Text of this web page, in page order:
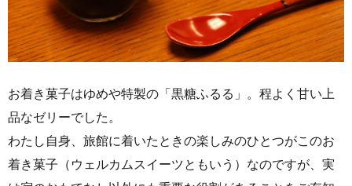
お着き菓子はゆめや特製の「黒糖ふるる」。程よく甘い上
品なゼリーでした。
わたし自身、旅館に着いたときの楽しみのひとつがこのお
着き菓子（ウェルカムスイーツともいう）なのですが、実